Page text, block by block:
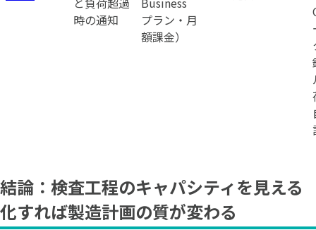
時の通知
プラン・月
額課金）
結論：検査工程のキャパシティを見える
化すれば製造計画の質が変わる